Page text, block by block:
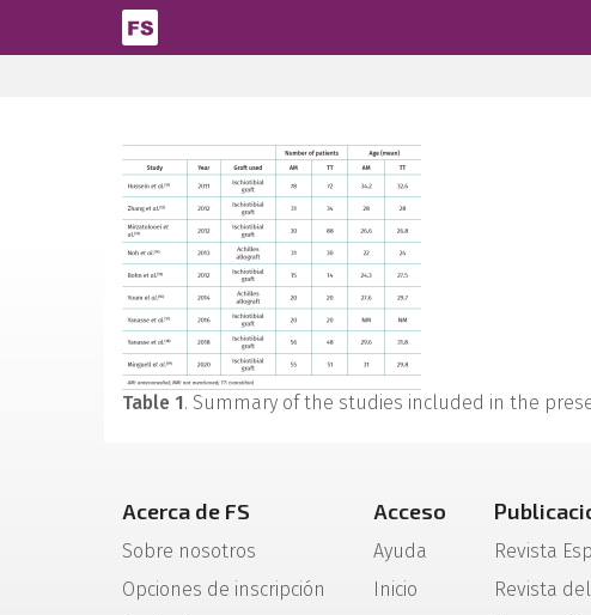
Pasar al contenido principal
Table 1. Summary of the studies included in the
Acerca de FS
Sobre nosotros
Opciones de inscripción
Acceso
Ayuda
Inicio
Revista
Revista